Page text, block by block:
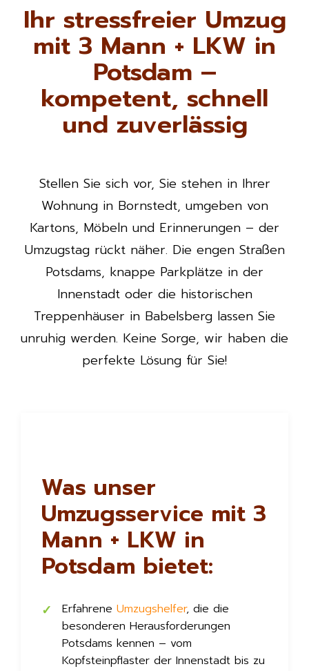
Ihr stressfreier Umzug
mit 3 Mann + LKW in
Potsdam –
kompetent, schnell
und zuverlässig
Stellen Sie sich vor, Sie stehen in Ihrer
Wohnung in Bornstedt, umgeben von
Kartons, Möbeln und Erinnerungen – der
Umzugstag rückt näher. Die engen Straßen
Potsdams, knappe Parkplätze in der
Innenstadt oder die historischen
Treppenhäuser in Babelsberg lassen Sie
unruhig werden. Keine Sorge, wir haben die
perfekte Lösung für Sie!
Was unser
Umzugsservice mit 3
Mann + LKW in
Potsdam bietet:
Erfahrene Umzugshelfer, die die
besonderen Herausforderungen
Potsdams kennen – vom
Kopfsteinpflaster der Innenstadt bis zu